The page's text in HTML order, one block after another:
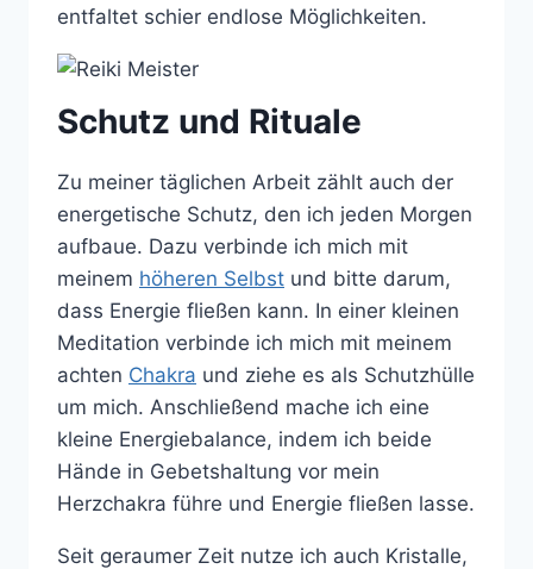
entfaltet schier endlose Möglichkeiten.
Schutz und Rituale
Zu meiner täglichen Arbeit zählt auch der
energetische Schutz, den ich jeden Morgen
aufbaue. Dazu verbinde ich mich mit
meinem höheren Selbst und bitte darum,
dass Energie fließen kann. In einer kleinen
Meditation verbinde ich mich mit meinem
achten Chakra und ziehe es als Schutzhülle
um mich. Anschließend mache ich eine
kleine Energiebalance, indem ich beide
Hände in Gebetshaltung vor mein
Herzchakra führe und Energie fließen lasse.
Seit geraumer Zeit nutze ich auch Kristalle,